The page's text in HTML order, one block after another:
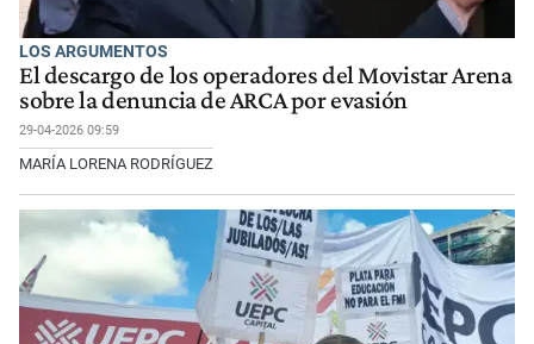
LOS ARGUMENTOS
El descargo de los operadores del Movistar Arena
sobre la denuncia de ARCA por evasión
29-04-2026 09:59
MARÍA LORENA RODRÍGUEZ